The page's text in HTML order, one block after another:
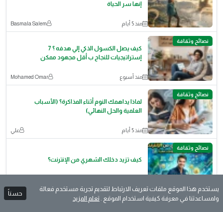
إنها سر الحياة
منذ 5 أيام Basmala Salem
نصائح وثقافة
كيف يصل الكسول الذكي إلي هدفه ؟ 7
إستراتيجيات للنجاح ب أقل مجهود ممكن
منذ أسبوع ‪Mohamed Omar‬‏
نصائح وثقافة
لماذا يداهمك النوم أثناء المذاكرة؟ (الأسباب
العلمية والحل النهائي)
منذ 5 أيام علي
نصائح وثقافة
كيف تزيد دخلك الشهري من الإنترنت؟
نصائح وثقافة
يستخدم هذا الموقع ملفات تعريف الارتباط لتقديم تجربة مستخدم فعالة
ولمساعدتنا في معرفة كيفية استخدام الموقع . تعلم المزيد
حسناً